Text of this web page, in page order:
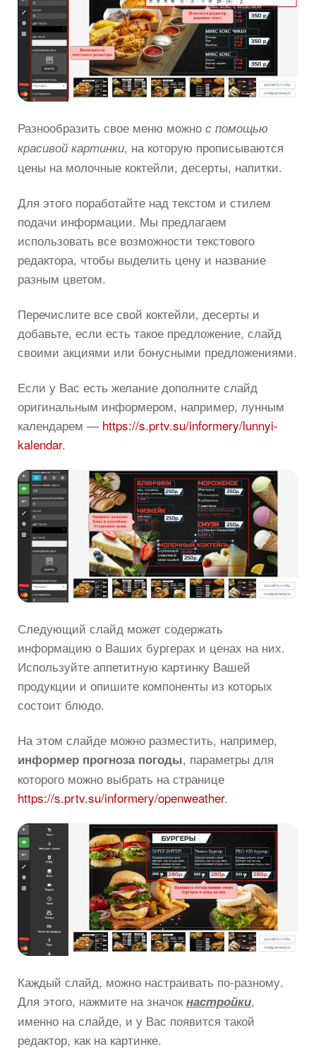
Разнообразить свое меню можно с помощью
красивой картинки, на которую прописываются
цены на молочные коктейли, десерты, напитки.
Для этого поработайте над текстом и стилем
подачи информации. Мы предлагаем
использовать все возможности текстового
редактора, чтобы выделить цену и название
разным цветом.
Перечислите все свой коктейли, десерты и
добавьте, если есть такое предложение, слайд
своими акциями или бонусными предложениями.
Если у Вас есть желание дополните слайд
оригинальным информером, например, лунным
календарем — https://s.prtv.su/informery/lunnyi-
kalendar.
Следующий слайд может содержать
информацию о Ваших бургерах и ценах на них.
Используйте аппетитную картинку Вашей
продукции и опишите компоненты из которых
состоит блюдо.
На этом слайде можно разместить, например,
информер прогноза погоды, параметры для
которого можно выбрать на странице
https://s.prtv.su/informery/openweather.
Каждый слайд, можно настраивать по-разному.
Для этого, нажмите на значокнастройки,
именно на слайде, и у Вас появится такой
редактор, как на картинке.